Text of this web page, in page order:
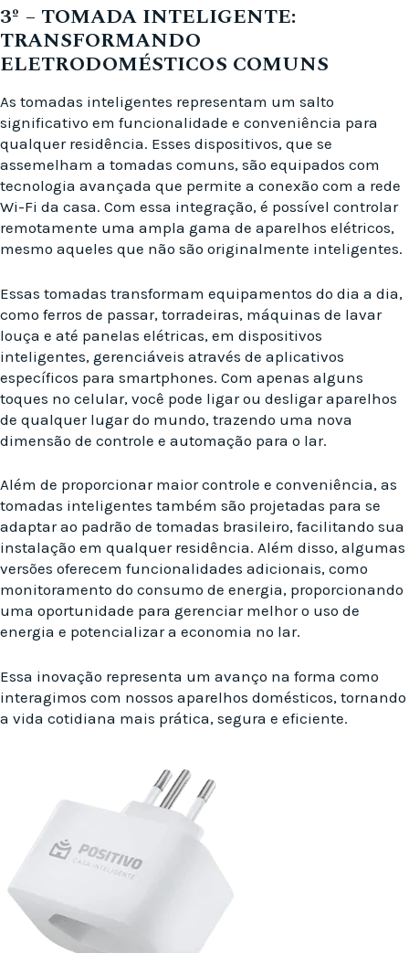
3º – TOMADA INTELIGENTE:
TRANSFORMANDO
ELETRODOMÉSTICOS COMUNS
As tomadas inteligentes representam um salto
significativo em funcionalidade e conveniência para
qualquer residência. Esses dispositivos, que se
assemelham a tomadas comuns, são equipados com
tecnologia avançada que permite a conexão com a rede
Wi-Fi da casa. Com essa integração, é possível controlar
remotamente uma ampla gama de aparelhos elétricos,
mesmo aqueles que não são originalmente inteligentes.
Essas tomadas transformam equipamentos do dia a dia,
como ferros de passar, torradeiras, máquinas de lavar
louça e até panelas elétricas, em dispositivos
inteligentes, gerenciáveis através de aplicativos
específicos para smartphones. Com apenas alguns
toques no celular, você pode ligar ou desligar aparelhos
de qualquer lugar do mundo, trazendo uma nova
dimensão de controle e automação para o lar.
Além de proporcionar maior controle e conveniência, as
tomadas inteligentes também são projetadas para se
adaptar ao padrão de tomadas brasileiro, facilitando sua
instalação em qualquer residência. Além disso, algumas
versões oferecem funcionalidades adicionais, como
monitoramento do consumo de energia, proporcionando
uma oportunidade para gerenciar melhor o uso de
energia e potencializar a economia no lar.
Essa inovação representa um avanço na forma como
interagimos com nossos aparelhos domésticos, tornando
a vida cotidiana mais prática, segura e eficiente.